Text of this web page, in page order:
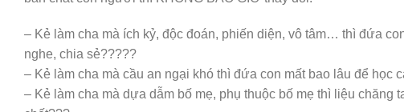
– Kẻ làm cha mà ích kỷ, độc đoán, phiến diện, vô tâm… thì đứa
nghe, chia sẻ?????
– Kẻ làm cha mà cầu an ngại khó thì đứa con mất bao lâu để học
– Kẻ làm cha mà dựa dẫm bố mẹ, phụ thuộc bố mẹ thì liệu